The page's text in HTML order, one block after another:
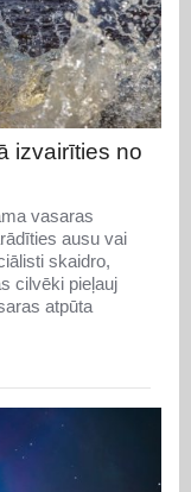
izvairīties no
vasaras
ausu vai
skaidro,
cilvēki pieļauj
atpūta